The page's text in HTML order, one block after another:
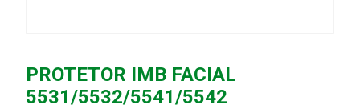
PROTETOR IMB FACIAL
5531/5532/5541/5542